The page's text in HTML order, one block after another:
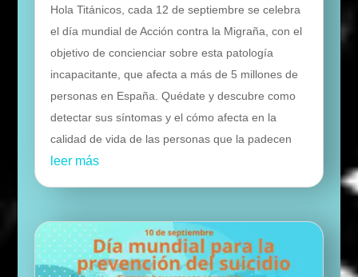
Hola Titánicos, cada 12 de septiembre se celebra
el día mundial de Acción contra la Migraña, con el
objetivo de concienciar sobre esta patología
incapacitante, que afecta a más de 5 millones de
personas en España. Quédate y descubre como
detectar sus síntomas y el cómo afecta en la
calidad de vida de las personas que la padecen
leer más